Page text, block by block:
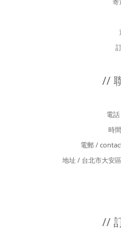
//
電
時
電郵 /
地址 / 台北市大安
//